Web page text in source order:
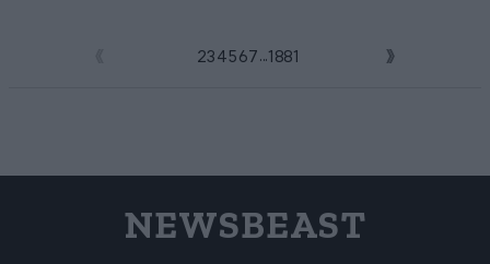
23 4 5 6 7 ...1881
NEWSBEAST